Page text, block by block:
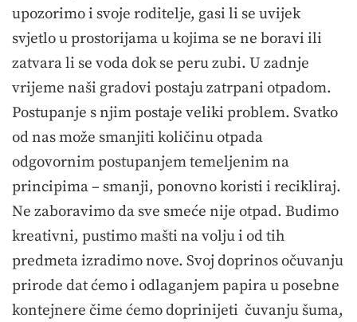
upozorimo i svoje roditelje, gasi li se uvijek
svjetlo u prostorijama u kojima se ne boravi ili
zatvara li se voda dok se peru zubi. U zadnje
vrijeme naši gradovi postaju zatrpani otpadom.
Postupanje s njim postaje veliki problem. Svatko
od nas može smanjiti količinu otpada
odgovornim postupanjem temeljenim na
principima – smanji, ponovno koristi i recikliraj.
Ne zaboravimo da sve smeće nije otpad. Budimo
kreativni, pustimo mašti na volju i od tih
predmeta izradimo nove. Svoj doprinos očuvanju
prirode dat ćemo i odlaganjem papira u posebne
kontejnere čime ćemo doprinijeti čuvanju šuma,